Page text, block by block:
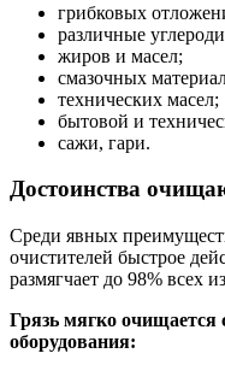
грибковых
различные
жиров и масел;
смазочных
технических масел;
бытовой и
сажи, гари.
Достоинства
Среди явных
очистителей быстрое
размягчает до 98% всех
Грязь мягко очищается
оборудования: